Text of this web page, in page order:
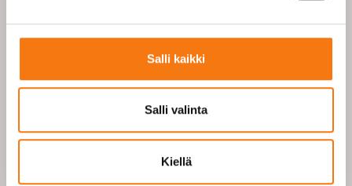
Salli kaikki
Salli valinta
Kiellä
Konekuskien konekuski on tällä kerralla
vastuullisuusraportista, laatutiedoista ja